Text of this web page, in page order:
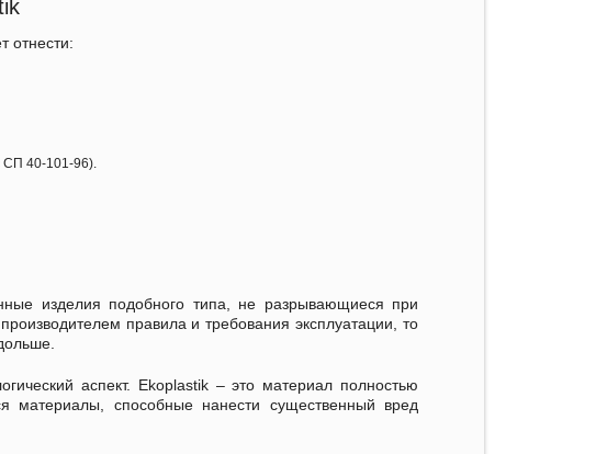
отнести:
СП 40-101-96).
изделия подобного типа, не разрывающиеся при
правила и требования эксплуатации, то
аспект. Ekoplastik – это материал полностью
материалы, способные нанести существенный вред